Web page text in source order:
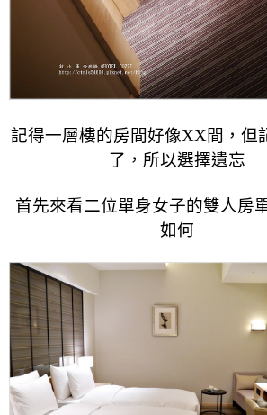
記得一層樓的房間好像XX間，但
了，所以選擇遺忘
首先來看二位單身女子的雙人房
如何